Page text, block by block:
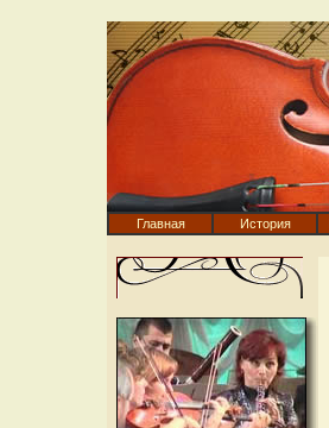
Главная История